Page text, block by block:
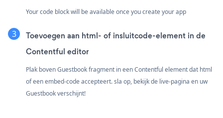
Your code block will be available once you create your app
Toevoegen aan html- of insluitcode-element in de
Contentful editor
Plak boven Guestbook fragment in een Contentful element dat html
of een embed-code accepteert. sla op, bekijk de live-pagina en uw
Guestbook verschijnt!